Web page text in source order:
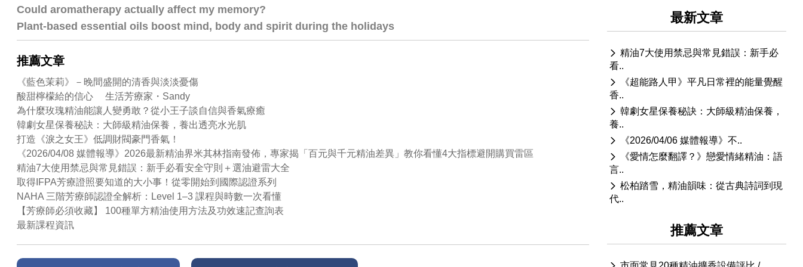
Could aromatherapy actually affect my memory?
Plant-based essential oils boost mind, body and spirit during the holidays
推薦文章
《藍色茉莉》－晚間盛開的清香與淡淡憂傷
酸甜檸檬給的信心 生活芳療家・Sandy
為什麼玫瑰精油能讓人變勇敢？從小王子談自信與香氣療癒
韓劇女星保養秘訣：大師級精油保養，養出透亮水光肌
打造《淚之女王》低調財閥豪門香氣！
《2026/04/08 媒體報導》2026最新精油界米其林指南發佈，專家揭「百元與千元精油差異」教你看懂4大指標避開購買雷區
精油7大使用禁忌與常見錯誤：新手必看安全守則＋選油避雷大全
取得IFPA芳療證照要知道的大小事！從零開始到國際認證系列
NAHA 三階芳療師認證全解析：Level 1–3 課程與時數一次看懂
【芳療師必須收藏】 100種單方精油使用方法及功效速記查詢表
最新課程資訊
最新文章
精油7大使用禁忌與常見錯誤：新手必
看..
《超能路人甲》平凡日常裡的能量覺醒
香..
韓劇女星保養秘訣：大師級精油保養，
養..
《2026/04/06 媒體報導》不..
《愛情怎麼翻譯？》戀愛情緒精油：語
言..
松柏踏雪，精油韻味：從古典詩詞到現
代..
推薦文章